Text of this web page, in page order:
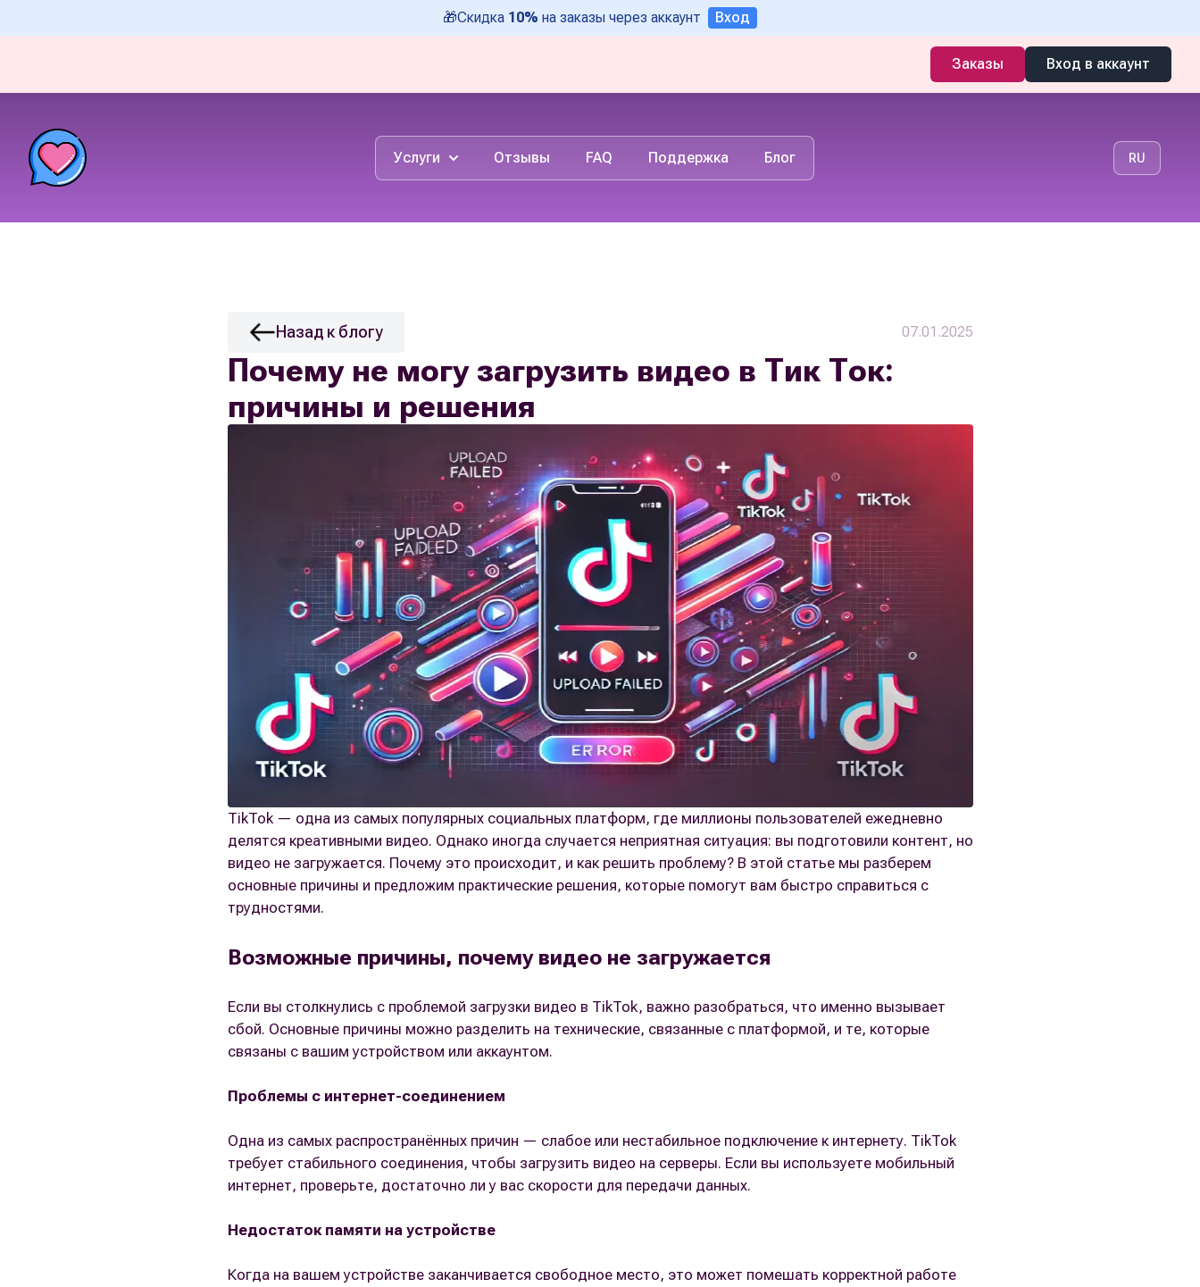
🎁Скидка 10% на заказы через аккаунт Вход
Заказы Вход в аккаунт
Услуги Отзывы FAQ Поддержка Блог RU
Назад к блогу 07.01.2025
Почему не могу загрузить видео в Тик Ток:
причины и решения
TikTok — одна из самых популярных социальных платформ, где миллионы пользователей ежедневно
делятся креативными видео. Однако иногда случается неприятная ситуация: вы подготовили контент, но
видео не загружается. Почему это происходит, и как решить проблему? В этой статье мы разберем
основные причины и предложим практические решения, которые помогут вам быстро справиться с
трудностями.
Возможные причины, почему видео не загружается
Если вы столкнулись с проблемой загрузки видео в TikTok, важно разобраться, что именно вызывает
сбой. Основные причины можно разделить на технические, связанные с платформой, и те, которые
связаны с вашим устройством или аккаунтом.
Проблемы с интернет-соединением
Одна из самых распространённых причин — слабое или нестабильное подключение к интернету. TikTok
требует стабильного соединения, чтобы загрузить видео на серверы. Если вы используете мобильный
интернет, проверьте, достаточно ли у вас скорости для передачи данных.
Недостаток памяти на устройстве
Когда на вашем устройстве заканчивается свободное место, это может помешать корректной работе